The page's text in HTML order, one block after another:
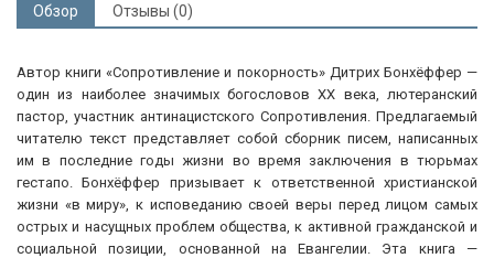
Обзор Отзывы (0)
Автор книги «Сопротивление и покорность» Дитрих Бонхёффер —
один из наиболее значимых богословов XX века, лютеранский
пастор, участник антинацистского Сопротивления. Предлагаемый
читателю текст представляет собой сборник писем, написанных
им в последние годы жизни во время заключения в тюрьмах
гестапо. Бонхёффер призывает к ответственной христианской
жизни «в миру», к исповеданию своей веры перед лицом самых
острых и насущных проблем общества, к активной гражданской и
социальной позиции, основанной на Евангелии. Эта книга —